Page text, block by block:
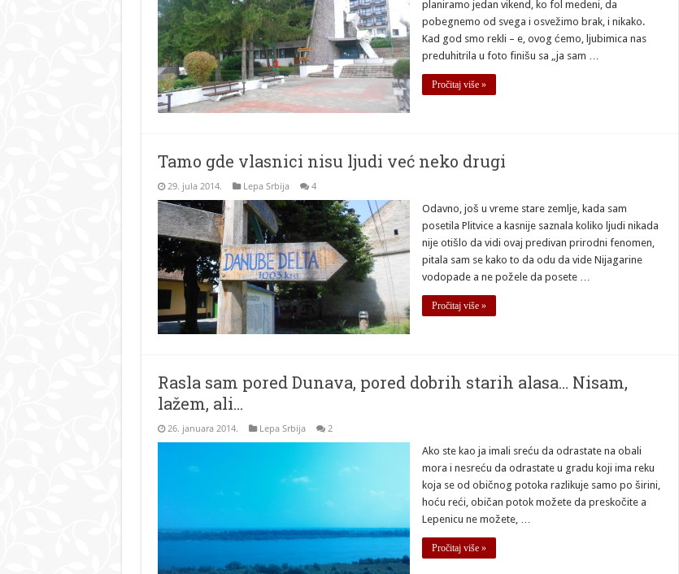
planiramo jedan vikend, ko fol medeni, da
pobegnemo od svega i osvežimo brak, i nikako.
Kad god smo rekli – e, ovog ćemo, ljubimica nas
preduhitrila u foto finišu sa „ja sam …
Pročitaj više »
Tamo gde vlasnici nisu ljudi već neko drugi
29. jula 2014. Lepa Srbija
4
Odavno, još u vreme stare zemlje, kada sam
posetila Plitvice a kasnije saznala koliko ljudi nikada
nije otišlo da vidi ovaj predivan prirodni fenomen,
pitala sam se kako to da odu da vide Nijagarine
vodopade a ne požele da posete …
Pročitaj više »
Rasla sam pored Dunava, pored dobrih starih alasa… Nisam,
lažem, ali…
26. januara 2014. Lepa Srbija
2
Ako ste kao ja imali sreću da odrastate na obali
mora i nesreću da odrastate u gradu koji ima reku
koja se od običnog potoka razlikuje samo po širini,
hoću reći, običan potok možete da preskočite a
Lepenicu ne možete, …
Pročitaj više »